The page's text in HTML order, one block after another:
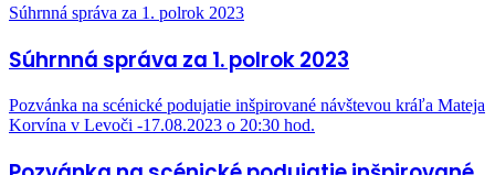
Súhrnná správa za 1. polrok 2023
Súhrnná správa za 1. polrok 2023
Pozvánka na scénické podujatie inšpirované návštevou kráľa Mateja
Korvína v Levoči -17.08.2023 o 20:30 hod.